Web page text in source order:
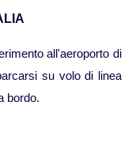
all'aeroporto di
su volo di linea
bordo.